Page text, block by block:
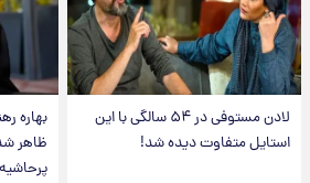
لادن مستوفی در ۵۴ سالگی با این
استایل متفاوت دیده شد!
بهاره
ظاهر